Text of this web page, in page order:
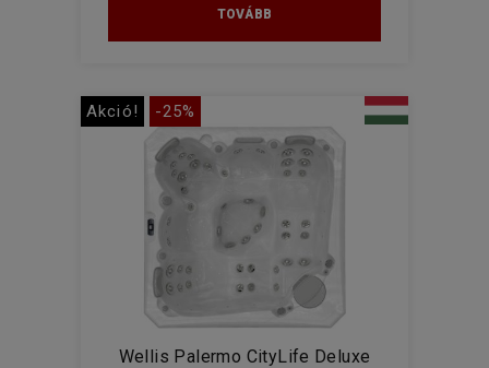
TOVÁBB
Akció! -25%
Wellis Palermo CityLife Deluxe